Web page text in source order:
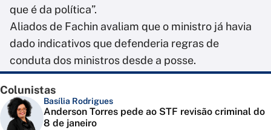
que é da política”.
Aliados de Fachin avaliam que o ministro já havia
dado indicativos que defenderia regras de
conduta dos ministros desde a posse.
Colunistas
Basília Rodrigues
Anderson Torres pede ao STF revisão criminal do
8 de janeiro